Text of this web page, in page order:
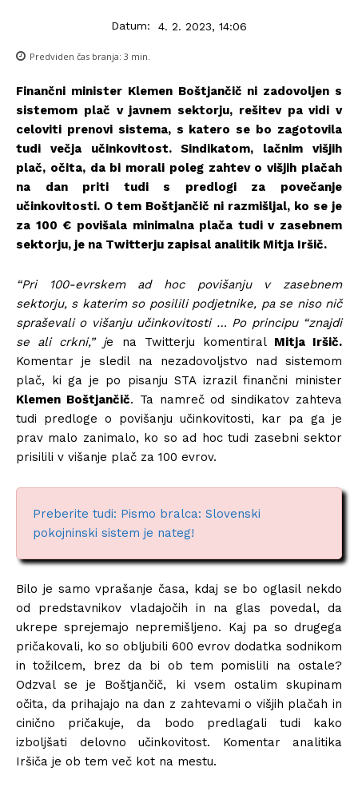
Datum: 4. 2. 2023, 14:06
Predviden čas branja: 3 min.
Finančni minister Klemen Boštjančič ni zadovoljen s
sistemom plač v javnem sektorju, rešitev pa vidi v
celoviti prenovi sistema, s katero se bo zagotovila
tudi večja učinkovitost. Sindikatom, lačnim višjih
plač, očita, da bi morali poleg zahtev o višjih plačah
na dan priti tudi s predlogi za povečanje
učinkovitosti. O tem Boštjančič ni razmišljal, ko se je
za 100 € povišala minimalna plača tudi v zasebnem
sektorju, je na Twitterju zapisal analitik Mitja Iršič.
“Pri 100-evrskem ad hoc povišanju v zasebnem
sektorju, s katerim so posilili podjetnike, pa se niso nič
spraševali o višanju učinkovitosti … Po principu “znajdi
se ali crkni,” je na Twitterju komentiralMitja Iršič.
Komentar je sledil na nezadovoljstvo nad sistemom
plač, ki ga je po pisanju STA izrazil finančni minister
Klemen Boštjančič. Ta namreč od sindikatov zahteva
tudi predloge o povišanju učinkovitosti, kar pa ga je
prav malo zanimalo, ko so ad hoc tudi zasebni sektor
prisilili v višanje plač za 100 evrov.
Preberite tudi: Pismo bralca: Slovenski
pokojninski sistem je nateg!
Bilo je samo vprašanje časa, kdaj se bo oglasil nekdo
od predstavnikov vladajočih in na glas povedal, da
ukrepe sprejemajo nepremišljeno. Kaj pa so drugega
pričakovali, ko so obljubili 600 evrov dodatka sodnikom
in tožilcem, brez da bi ob tem pomislili na ostale?
Odzval se je Boštjančič, ki vsem ostalim skupinam
očita, da prihajajo na dan z zahtevami o višjih plačah in
cinično pričakuje, da bodo predlagali tudi kako
izboljšati delovno učinkovitost. Komentar analitika
Iršiča je ob tem več kot na mestu.